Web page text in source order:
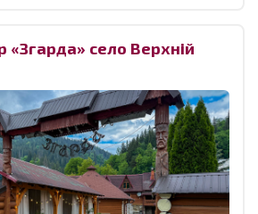
«Згарда» cело Верхній